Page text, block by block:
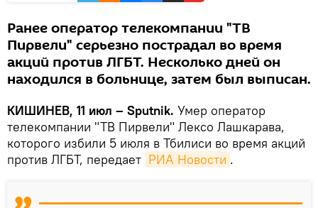
Ранее оператор телекомпании "ТВ
Пирвели" серьезно пострадал во время
акций против ЛГБТ. Несколько дней он
находился в больнице, затем был выписан.
КИШИНЕВ, 11 июл – Sputnik. Умер оператор
телекомпании "ТВ Пирвели" Лексо Лашкарава,
которого избили 5 июля в Тбилиси во время акций
против ЛГБТ, передает РИА Новости .